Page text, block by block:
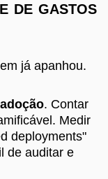
DE GASTOS
já apanhou.
. Contar
Medir
deployments"
de auditar e